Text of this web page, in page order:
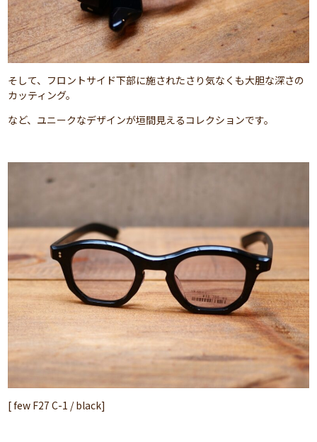
そして、フロントサイド下部に施されたさり気なくも大胆な深さの
カッティング。
など、ユニークなデザインが垣間見えるコレクションです。
[ few F27 C-1 / black]